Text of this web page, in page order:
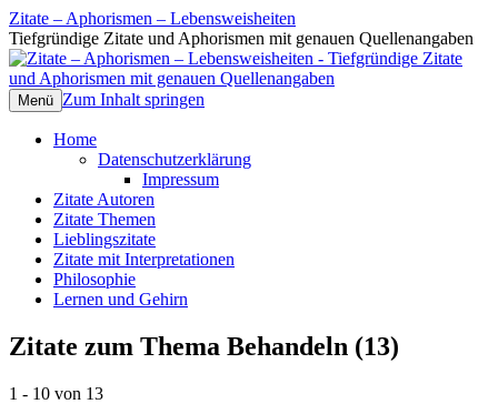
Zitate – Aphorismen – Lebensweisheiten
Tiefgründige Zitate und Aphorismen mit genauen Quellenangaben
Menü Zum Inhalt springen
Home
Datenschutzerklärung
Impressum
Zitate Autoren
Zitate Themen
Lieblingszitate
Zitate mit Interpretationen
Philosophie
Lernen und Gehirn
Zitate zum Thema Behandeln (13)
1 - 10 von 13